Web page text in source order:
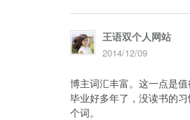
王语双个人网站
2014/12/09
博主词汇丰富。这一点是
毕业好多年了，没读书的
个词。